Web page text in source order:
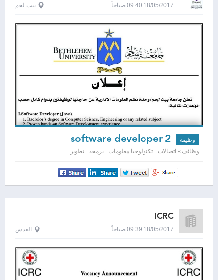
18/05/2017 09:40 صباحاً بيت لحم
وظيفة
وظائف » اتصالات - تكنولوجيا معلومات - برمجه - تطوير
ICRC
18/05/2017 09:39 صباحاً القدس